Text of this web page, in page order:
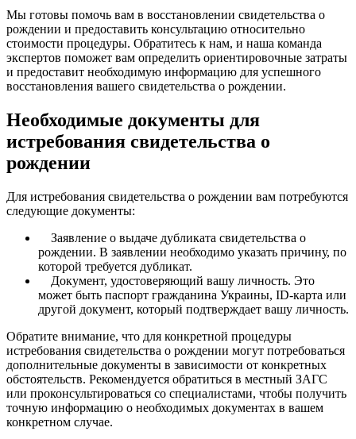
Мы готовы помочь вам в восстановлении свидетельства о
рождении и предоставить консультацию относительно
стоимости процедуры. Обратитесь к нам, и наша команда
экспертов поможет вам определить ориентировочные затраты
и предоставит необходимую информацию для успешного
восстановления вашего свидетельства о рождении.
Необходимые документы для
истребования свидетельства о
рождении
Для истребования свидетельства о рождении вам потребуются
следующие документы:
Заявление о выдаче дубликата свидетельства о
рождении. В заявлении необходимо указать причину, по
которой требуется дубликат.
Документ, удостоверяющий вашу личность. Это
может быть паспорт гражданина Украины, ID-карта или
другой документ, который подтверждает вашу личность.
Обратите внимание, что для конкретной процедуры
истребования свидетельства о рождении могут потребоваться
дополнительные документы в зависимости от конкретных
обстоятельств. Рекомендуется обратиться в местный ЗАГС
или проконсультироваться со специалистами, чтобы получить
точную информацию о необходимых документах в вашем
конкретном случае.